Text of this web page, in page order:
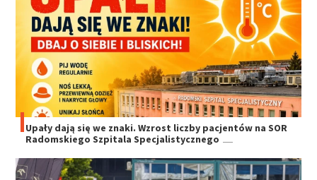
Upały dają się we znaki. Wzrost liczby pacjentów na SOR
Radomskiego Szpitala Specjalistycznego